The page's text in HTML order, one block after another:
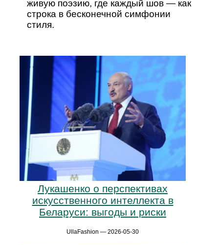
живую поэзию, где каждый шов — как
строка в бесконечной симфонии
стиля.
Лукашенко о перспективах
искусственного интеллекта в
Беларуси: выгоды и риски
UllaFashion — 2026-05-30